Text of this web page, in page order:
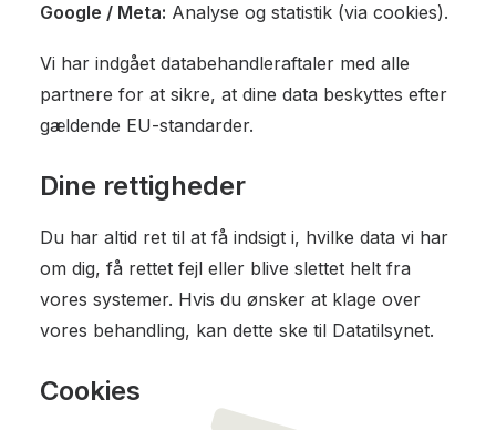
Google / Meta: Analyse og statistik (via cookies).
Vi har indgået databehandleraftaler med alle
partnere for at sikre, at dine data beskyttes efter
gældende EU-standarder.
Dine rettigheder
Du har altid ret til at få indsigt i, hvilke data vi har
om dig, få rettet fejl eller blive slettet helt fra
vores systemer. Hvis du ønsker at klage over
vores behandling, kan dette ske til Datatilsynet.
Cookies